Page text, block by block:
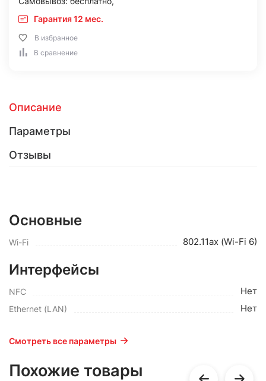
Гарантия 12 мес.
В избранное
В сравнение
Описание
Параметры
Отзывы
Основные
Wi-Fi 802.11ax (Wi-Fi 6)
Интерфейсы
NFC Нет
Ethernet (LAN) Нет
Смотреть все параметры
Похожие товары